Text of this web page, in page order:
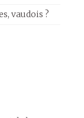
vaudois ?